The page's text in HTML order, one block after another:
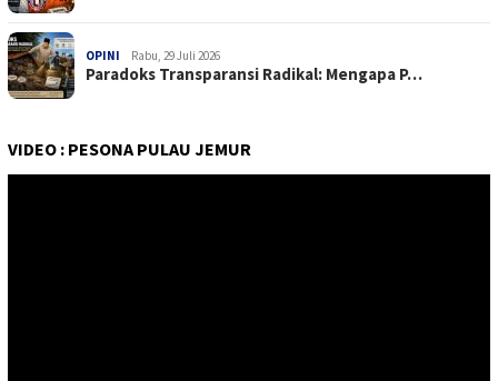
OPINI Rabu, 29 Juli 2026
Paradoks Transparansi Radikal: Mengapa P…
VIDEO : PESONA PULAU JEMUR